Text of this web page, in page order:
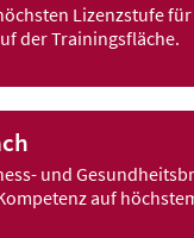
Lizenzstufe
der Trainingsfläche.
und
auf